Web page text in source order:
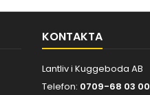
KONTAKTA
Lantliv i Kuggeboda AB
Telefon: 0709-68 03 00